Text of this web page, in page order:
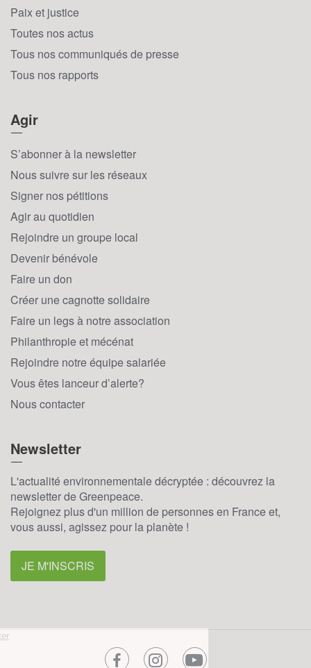
Paix et justice
Toutes nos actus
Tous nos communiqués de presse
Tous nos rapports
Agir
S’abonner à la newsletter
Nous suivre sur les réseaux
Signer nos pétitions
Agir au quotidien
Rejoindre un groupe local
Devenir bénévole
Faire un don
Créer une cagnotte solidaire
Faire un legs à notre association
Philanthropie et mécénat
Rejoindre notre équipe salariée
Vous êtes lanceur d’alerte?
Nous contacter
Newsletter
L'actualité environnementale décryptée : découvrez la
newsletter de Greenpeace.
Rejoignez plus d'un million de personnes en France et,
vous aussi, agissez pour la planète !
JE M'INSCRIS
facebookinstagramyoutube